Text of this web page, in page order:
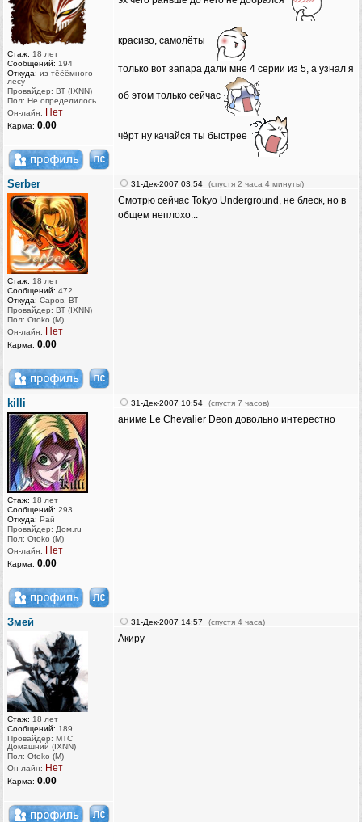
Стаж: 18 лет
Сообщений: 194
Откуда: из тёёёмного
лесу
Провайдер: ВТ (IXNN)
Пол: Не определилось
Он-лайн: Нет
Карма: 0.00
красиво, самолёты
только вот запара дали мне 4 серии из 5, а узнал я
об этом только сейчас
чёрт ну качайся ты быстрее
Serber
Стаж: 18 лет
Сообщений: 472
Откуда: Саров, ВТ
Провайдер: ВТ (IXNN)
Пол: Otoko (M)
Он-лайн: Нет
Карма: 0.00
31-Дек-2007 03:54 (спустя 2 часа 4 минуты)
Смотрю сейчас Tokyo Underground, не блеск, но в
общем неплохо...
killi
Стаж: 18 лет
Сообщений: 293
Откуда: Рай
Провайдер: Дом.ru
Пол: Otoko (M)
Он-лайн: Нет
Карма: 0.00
31-Дек-2007 10:54 (спустя 7 часов)
аниме Le Chevalier Deon довольно интерестно
Змей
Стаж: 18 лет
Сообщений: 189
Провайдер: МТС
Домашний (IXNN)
Пол: Otoko (M)
Он-лайн: Нет
Карма: 0.00
31-Дек-2007 14:57 (спустя 4 часа)
Акиру